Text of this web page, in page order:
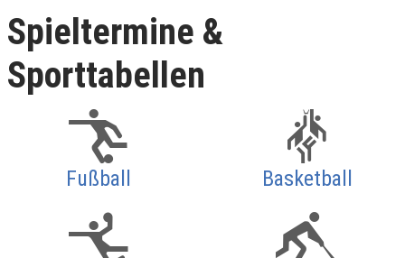
Spieltermine &
Sporttabellen
Fußball Basketball